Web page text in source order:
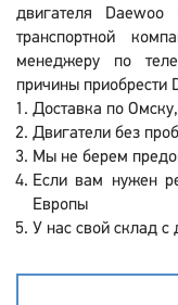
двигателя
транспортной
менеджеру по
причины приобрести
Доставка по
Двигатели без
Мы не берем
Если вам нужен
Европы
У нас свой склад